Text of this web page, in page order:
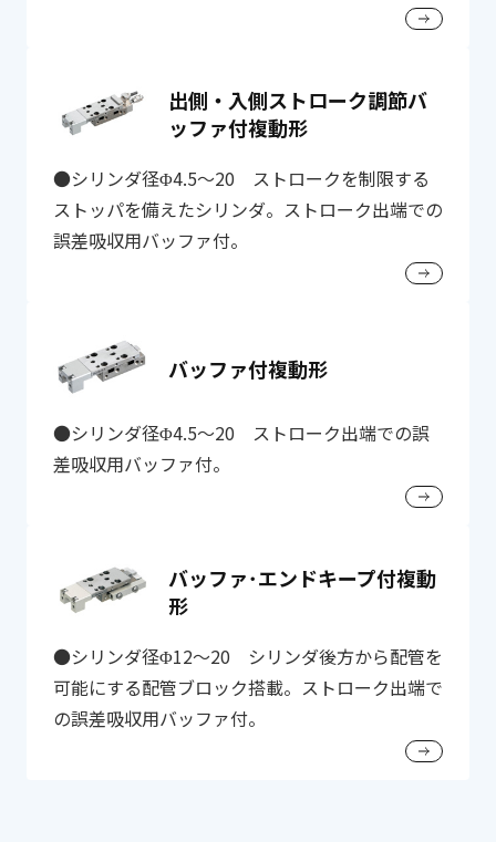
出側・入側ストローク調節バ
ッファ付複動形
●シリンダ径Φ4.5～20 ストロークを制限する
ストッパを備えたシリンダ。ストローク出端での
誤差吸収用バッファ付。
バッファ付複動形
●シリンダ径Φ4.5～20 ストローク出端での誤
差吸収用バッファ付。
バッファ･エンドキープ付複動
形
●シリンダ径Φ12～20 シリンダ後方から配管を
可能にする配管ブロック搭載。ストローク出端で
の誤差吸収用バッファ付。